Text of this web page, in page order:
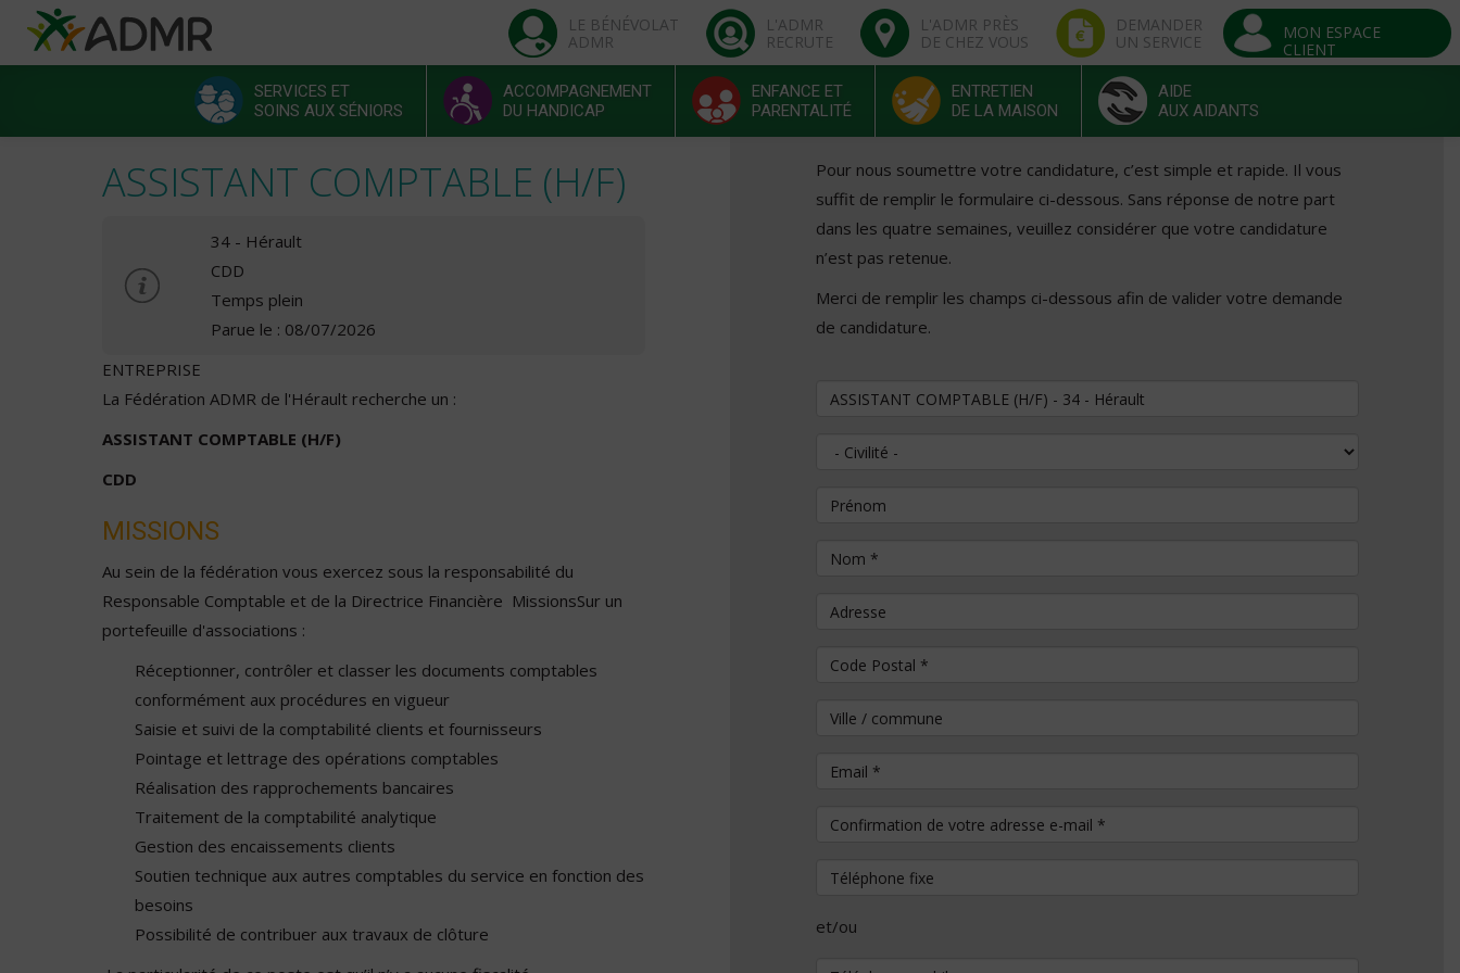
Aller au contenu principal
LE BÉNÉVOLAT
ADMR
L'ADMR
RECRUTE
L'ADMR PRÈS
DE CHEZ VOUS
DEMANDER
UN SERVICE
MON ESPACE
CLIENT
SERVICES ET
SOINS AUX SÉNIORS
ACCOMPAGNEMENT
DU HANDICAP
ENFANCE ET
PARENTALITÉ
ENTRETIEN
DE LA MAISON
AIDE
AUX AIDANTS
ASSISTANT COMPTABLE (H/F)
34 - Hérault
CDD
Temps plein
Parue le : 08/07/2026
ENTREPRISE
La Fédération ADMR de l'Hérault recherche un :
ASSISTANT COMPTABLE (H/F)
CDD
MISSIONS
Au sein de la fédération vous exercez sous la responsabilité du
Responsable Comptable et de la Directrice Financière MissionsSur un
portefeuille d'associations :
Réceptionner, contrôler et classer les documents comptables
conformément aux procédures en vigueur
Saisie et suivi de la comptabilité clients et fournisseurs
Pointage et lettrage des opérations comptables
Réalisation des rapprochements bancaires
Traitement de la comptabilité analytique
Gestion des encaissements clients
Soutien technique aux autres comptables du service en fonction des
besoins
Possibilité de contribuer aux travaux de clôture
Pour nous soumettre votre candidature, c’est simple et rapide. Il vous
suffit de remplir le formulaire ci-dessous. Sans réponse de notre part
dans les quatre semaines, veuillez considérer que votre candidature
n’est pas retenue.
Merci de remplir les champs ci-dessous afin de valider votre demande
de candidature.
Vous souhaitez postuler au poste de
Civilité
Prénom
Nom*
Adresse
Code Postal *
Ville / commune
Email*
Confirmation de votre adresse e-mail
Téléphone fixe
et/ou
Panneau de gestion des cookies